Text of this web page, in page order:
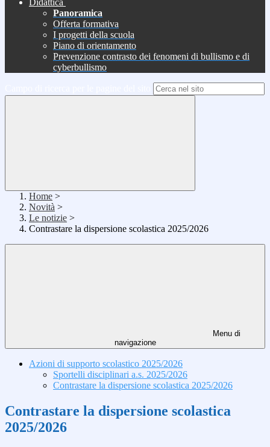
Didattica
Panoramica
Offerta formativa
I progetti della scuola
Piano di orientamento
Prevenzione contrasto dei fenomeni di bullismo e di
cyberbullismo
Home >
Novità >
Le notizie >
Contrastare la dispersione scolastica 2025/2026
Menu di
navigazione
Azioni di supporto scolastico 2025/2026
Sportelli disciplinari a.s. 2025/2026
Contrastare la dispersione scolastica 2025/2026
Contrastare la dispersione scolastica
2025/2026